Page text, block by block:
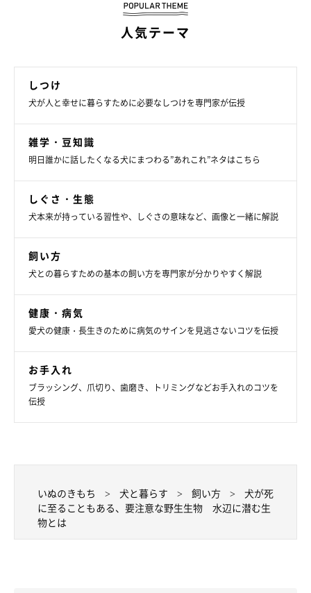
かまれたのは、夕方の散歩時だそう（写真提供／原先生）
■遭遇スポットは
・夕方～夜の、自然豊かな場所にある水辺やその周辺
人気テーマ
しつけ
犬が人と幸せに暮らすために必要なしつけを専門家が伝授
雑学・豆知識
明日誰かに話したくなる犬にまつわる”あれこれ”ネタはこちら
しぐさ・生態
犬本来が持っている習性や、しぐさの意味など、画像と一緒に解説
飼い方
犬との暮らすための基本の飼い方を専門家が分かりやすく解説
健康・病気
愛犬の健康・長生きのために病気のサインを見逃さないコツを伝授
お手入れ
ブラッシング、爪切り、歯磨き、トリミングなどお手入れのコツを
伝授
いぬのきもち 犬と暮らす 飼い方
犬が死
に至ることもある、要注意な野生生物 水辺に潜む生
物とは